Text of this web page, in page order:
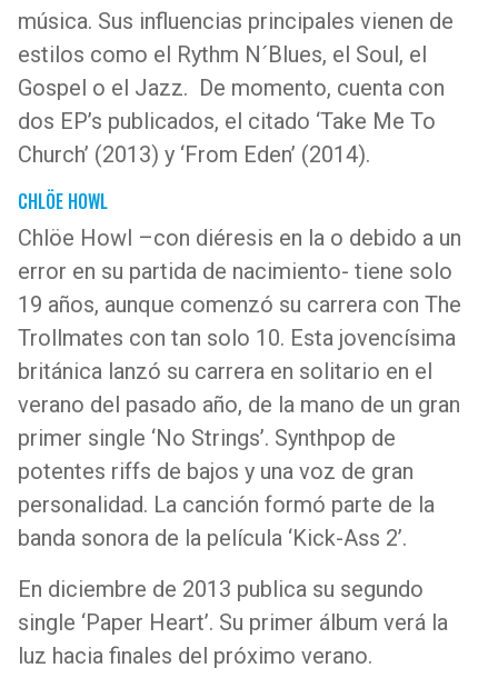
música. Sus influencias principales vienen de
estilos como el Rythm N´Blues, el Soul, el
Gospel o el Jazz. De momento, cuenta con
dos EP’s publicados, el citado ‘Take Me To
Church’ (2013) y ‘From Eden’ (2014).
CHLÖE HOWL
Chlöe Howl –con diéresis en la o debido a un
error en su partida de nacimiento- tiene solo
19 años, aunque comenzó su carrera con The
Trollmates con tan solo 10. Esta jovencísima
británica lanzó su carrera en solitario en el
verano del pasado año, de la mano de un gran
primer single ‘No Strings’. Synthpop de
potentes riffs de bajos y una voz de gran
personalidad. La canción formó parte de la
banda sonora de la película ‘Kick-Ass 2’.
En diciembre de 2013 publica su segundo
single ‘Paper Heart’. Su primer álbum verá la
luz hacia finales del próximo verano.